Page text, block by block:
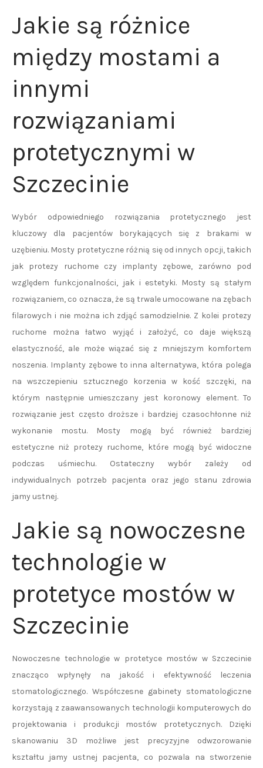
Jakie są różnice
między mostami a
innymi
rozwiązaniami
protetycznymi w
Szczecinie
Wybór odpowiedniego rozwiązania protetycznego jest
kluczowy dla pacjentów borykających się z brakami w
uzębieniu. Mosty protetyczne różnią się od innych opcji, takich
jak protezy ruchome czy implanty zębowe, zarówno pod
względem funkcjonalności, jak i estetyki. Mosty są stałym
rozwiązaniem, co oznacza, że są trwale umocowane na zębach
filarowych i nie można ich zdjąć samodzielnie. Z kolei protezy
ruchome można łatwo wyjąć i założyć, co daje większą
elastyczność, ale może wiązać się z mniejszym komfortem
noszenia. Implanty zębowe to inna alternatywa, która polega
na wszczepieniu sztucznego korzenia w kość szczęki, na
którym następnie umieszczany jest koronowy element. To
rozwiązanie jest często droższe i bardziej czasochłonne niż
wykonanie mostu. Mosty mogą być również bardziej
estetyczne niż protezy ruchome, które mogą być widoczne
podczas uśmiechu. Ostateczny wybór zależy od
indywidualnych potrzeb pacjenta oraz jego stanu zdrowia
jamy ustnej.
Jakie są nowoczesne
technologie w
protetyce mostów w
Szczecinie
Nowoczesne technologie w protetyce mostów w Szczecinie
znacząco wpłynęły na jakość i efektywność leczenia
stomatologicznego. Współczesne gabinety stomatologiczne
korzystają z zaawansowanych technologii komputerowych do
projektowania i produkcji mostów protetycznych. Dzięki
skanowaniu 3D możliwe jest precyzyjne odwzorowanie
kształtu jamy ustnej pacjenta, co pozwala na stworzenie